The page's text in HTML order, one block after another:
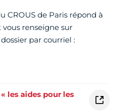
CROUS de Paris répond à
renseigne sur
par courriel :
les aides pour les